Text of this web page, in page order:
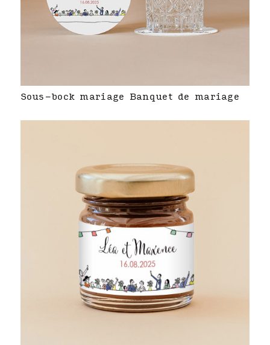
Sous-bock mariage Banquet de mariage